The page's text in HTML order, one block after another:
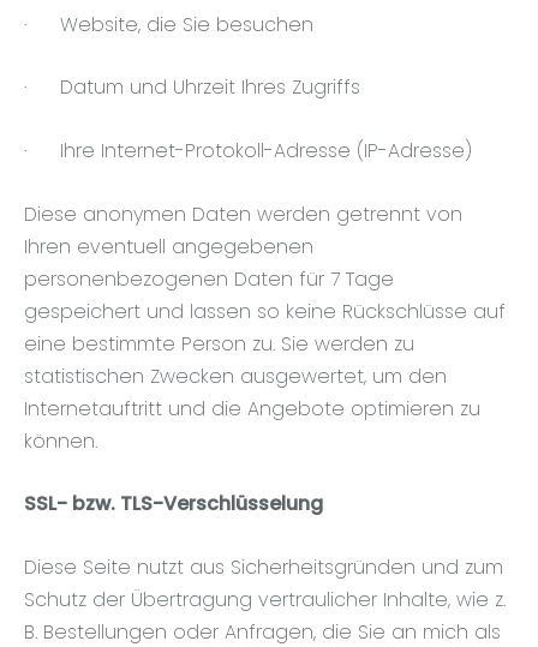
· Website, die Sie besuchen
· Datum und Uhrzeit Ihres Zugriffs
· Ihre Internet-Protokoll-Adresse (IP-Adresse)
Diese anonymen Daten werden getrennt von
Ihren eventuell angegebenen
personenbezogenen Daten für 7 Tage
gespeichert und lassen so keine Rückschlüsse auf
eine bestimmte Person zu. Sie werden zu
statistischen Zwecken ausgewertet, um den
Internetauftritt und die Angebote optimieren zu
können.
SSL- bzw. TLS-Verschlüsselung
Diese Seite nutzt aus Sicherheitsgründen und zum
Schutz der Übertragung vertraulicher Inhalte, wie z.
B. Bestellungen oder Anfragen, die Sie an mich als